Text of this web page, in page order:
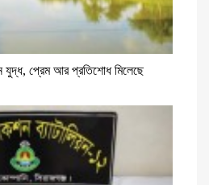
যুদ্ধ, প্রেম আর প্রতিশোধ মিলেছে